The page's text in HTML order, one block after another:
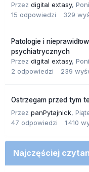
Przez digital extasy,
15 odpowiedzi 329
Patologie i
psychiatrycznych
Przez digital extasy,
2 odpowiedzi 239
Ostrzegam przed tym
Przez panPytajnick,
47 odpowiedzi 1 410
Najczęściej